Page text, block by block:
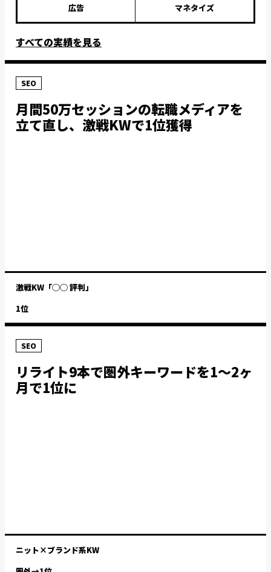
広告 マネタイズ
すべての実績を見る
SEO
月間50万セッションの転職メディアを
立て直し、激戦KWで1位獲得
激戦KW「◯◯ 評判」
1位
SEO
リライト9本で圏外キーワードを1〜2ヶ
月で1位に
ニット×ブランド系KW